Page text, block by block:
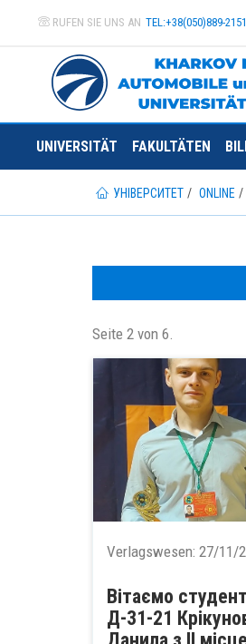
RUFEN SIE UNS AN TEL:+38(050)889-2151
UNIVERSITÄT FAKULTÄTEN
УНІВЕРСИТЕТ ONLINE
Seite 2 von 6.
Verlagswesen: 27/11/
Вітаємо
Д-31-21
Данила з ІІ